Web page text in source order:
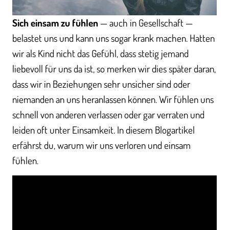
Sich einsam zu fühlen — auch in Gesellschaft —
belastet uns und kann uns sogar krank machen. Hatten
wir als Kind nicht das Gefühl, dass stetig jemand
liebevoll für uns da ist, so merken wir dies später daran,
dass wir in Beziehungen sehr unsicher sind oder
niemanden an uns heranlassen können. Wir fühlen uns
schnell von anderen verlassen oder gar verraten und
leiden oft unter Einsamkeit. In diesem Blogartikel
erfährst du, warum wir uns verloren und einsam
fühlen.